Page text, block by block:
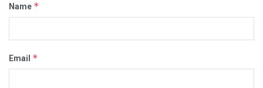
Name *
Email *